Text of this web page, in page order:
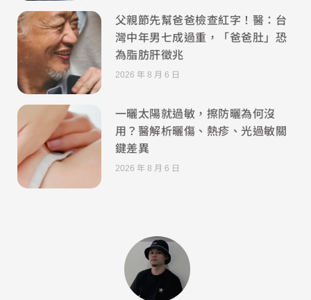
父親節先幫爸爸檢查紅字！醫：台
灣中年男七成過重，「爸爸肚」恐
為脂肪肝徵兆
2026 年 8 月 6 日
一曬太陽就過敏，擦防曬為何沒
用？醫解析曬傷、熱疹、光過敏關
鍵差異
2026 年 8 月 6 日